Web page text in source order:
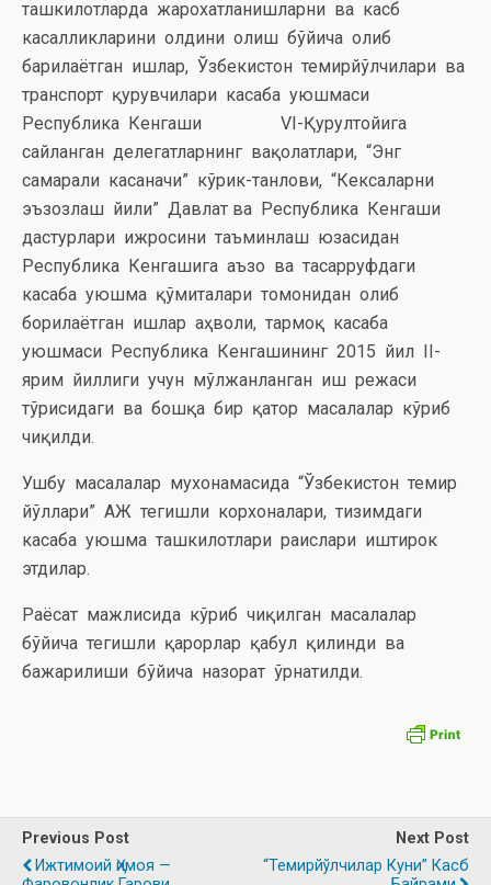
ташкилотларда жарохатланишларни ва касб
касалликларини олдини олиш бўйича олиб
барилаётган ишлар, Ўзбекистон темирйўлчилари ва
транспорт қурувчилари касаба уюшмаси
Республика Кенгаши VI-Қурултойига
сайланган делегатларнинг вақолатлари, “Энг
самарали касаначи” кўрик-танлови, “Кексаларни
эъзозлаш йили” Давлат ва Республика Кенгаши
дастурлари ижросини таъминлаш юзасидан
Республика Кенгашига аъзо ва тасарруфдаги
касаба уюшма қўмиталари томонидан олиб
борилаётган ишлар аҳволи, тармоқ касаба
уюшмаси Республика Кенгашининг 2015 йил II-
ярим йиллиги учун мўлжанланган иш режаси
тўғрисидаги ва бошқа бир қатор масалалар кўриб
чиқилди.
Ушбу масалалар мухонамасида “Ўзбекистон темир
йўллари” АЖ тегишли корхоналари, тизимдаги
касаба уюшма ташкилотлари раислари иштирок
этдилар.
Раёсат мажлисида кўриб чиқилган масалалар
бўйича тегишли қарорлар қабул қилинди ва
бажарилиши бўйича назорат ўрнатилди.
Previous Post
Ижтимоий Ҳимоя —
Next Post
“Темирйўлчилар Куни” Касб